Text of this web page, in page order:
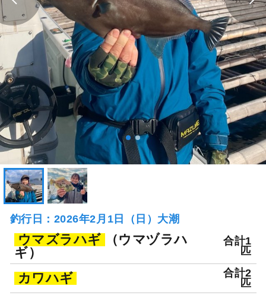
釣行日：2026年2月1日（日）大潮
ウマズラハギ
（ウマヅラハ
ギ）
合計1
匹
カワハギ
合計2
匹